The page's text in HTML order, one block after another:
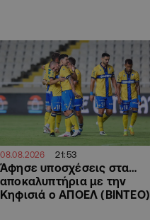
08.08.2026 21:53
Άφησε υποσχέσεις στα…
αποκαλυπτήρια με την
Κηφισιά ο ΑΠΟΕΛ (ΒΙΝΤΕΟ)